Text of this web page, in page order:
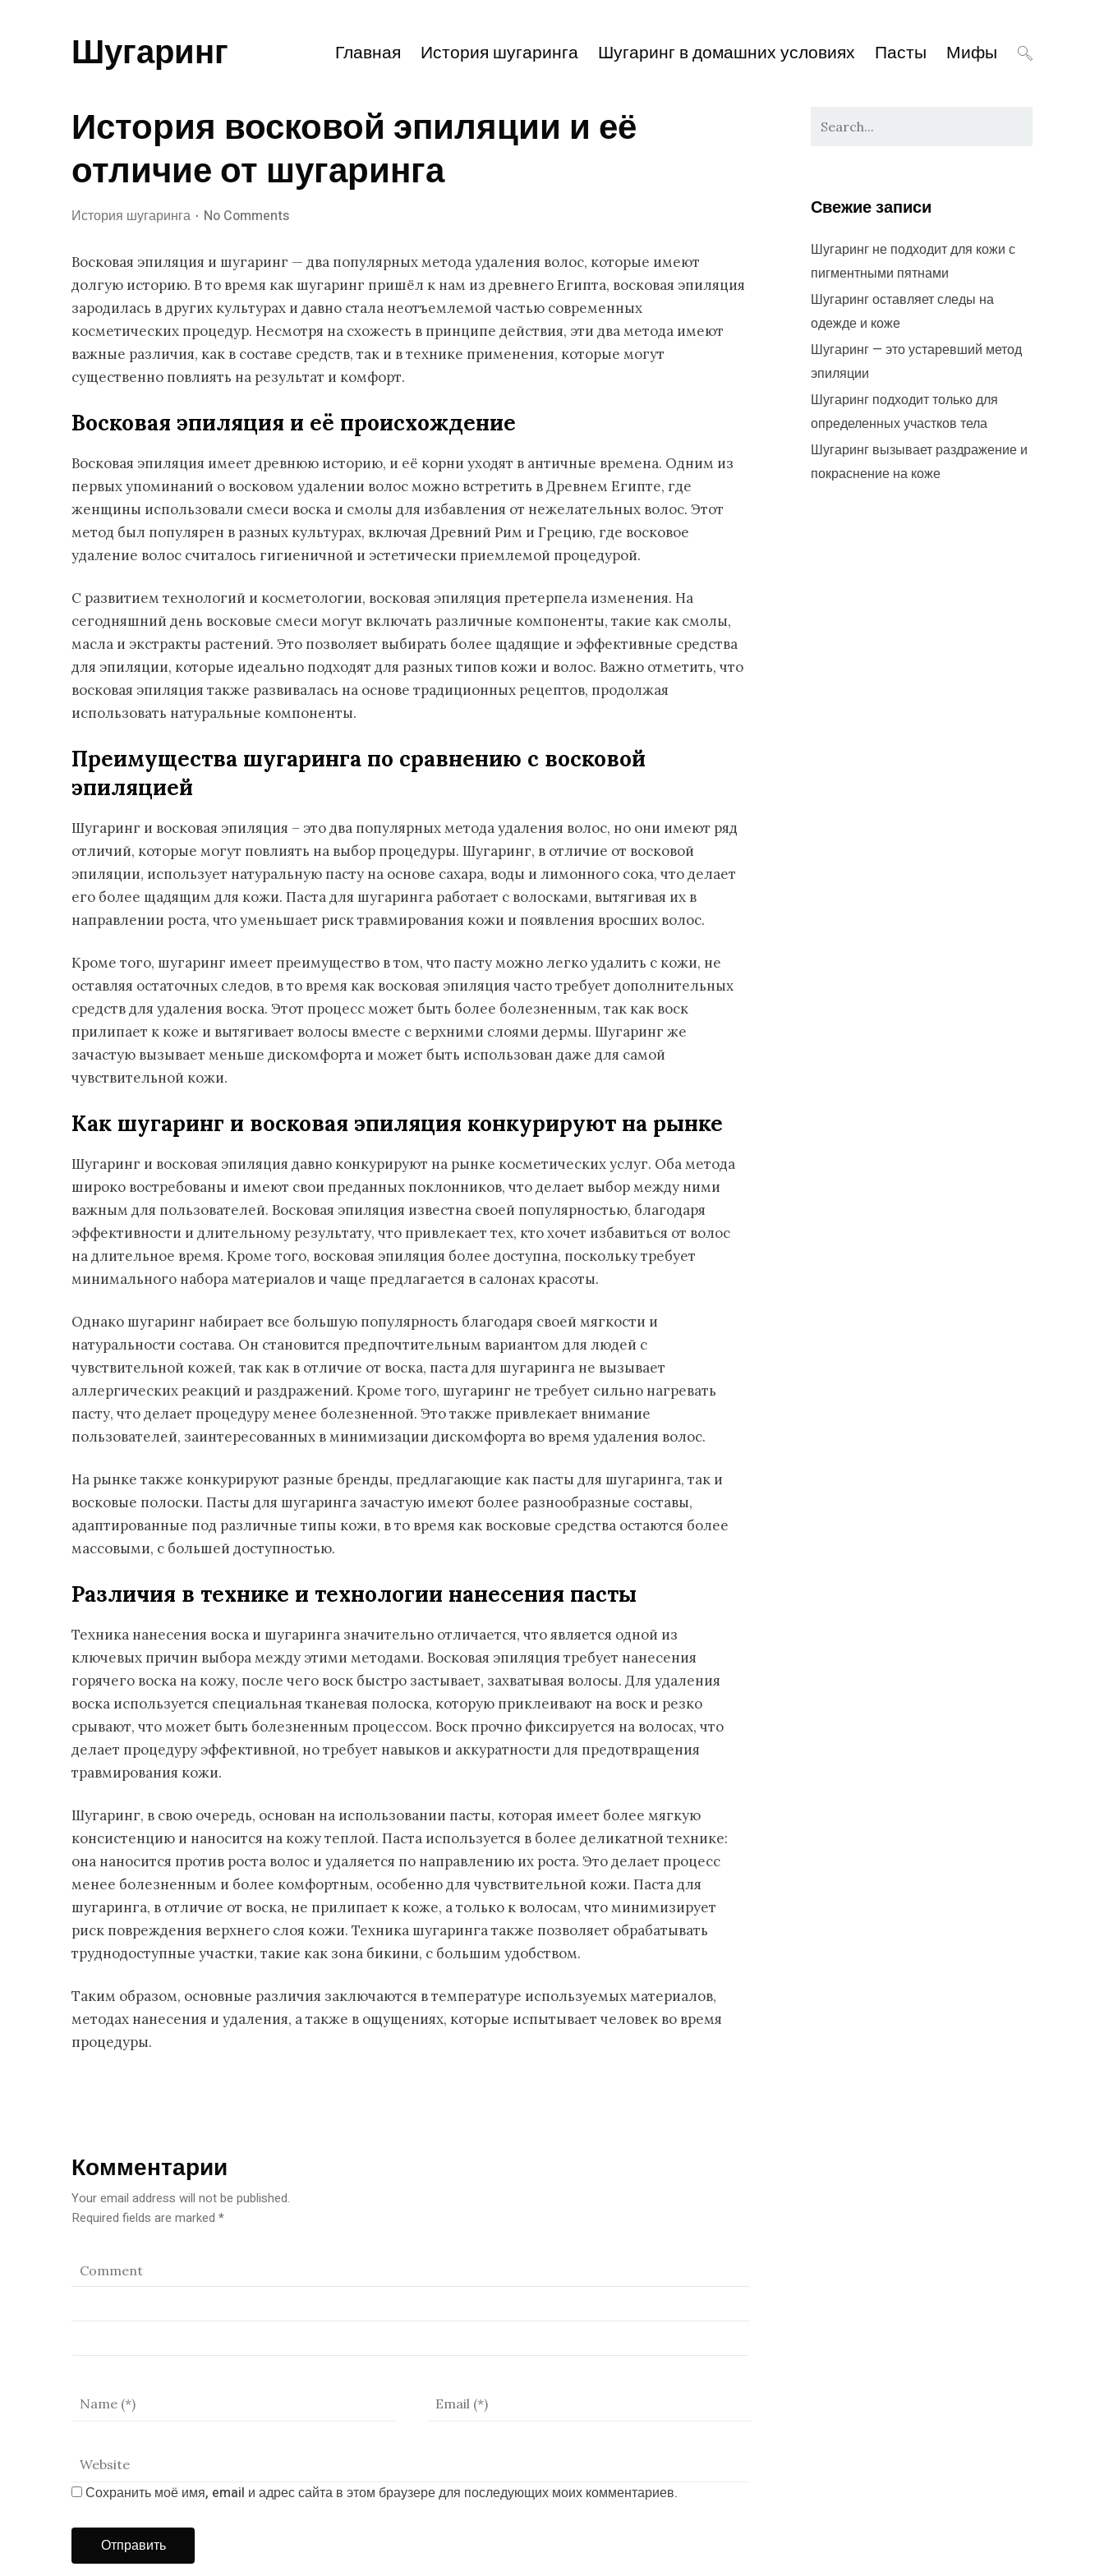
Шугаринг Главная История шугаринга Шугаринг в домашних условиях Пасты Мифы
История восковой эпиляции и её
отличие от шугаринга
История шугаринга No Comments
Восковая эпиляция и шугаринг — два популярных метода удаления волос, которые имеют
долгую историю. В то время как шугаринг пришёл к нам из древнего Египта, восковая эпиляция
зародилась в других культурах и давно стала неотъемлемой частью современных
косметических процедур. Несмотря на схожесть в принципе действия, эти два метода имеют
важные различия, как в составе средств, так и в технике применения, которые могут
существенно повлиять на результат и комфорт.
Восковая эпиляция и её происхождение
Восковая эпиляция имеет древнюю историю, и её корни уходят в античные времена. Одним из
первых упоминаний о восковом удалении волос можно встретить в Древнем Египте, где
женщины использовали смеси воска и смолы для избавления от нежелательных волос. Этот
метод был популярен в разных культурах, включая Древний Рим и Грецию, где восковое
удаление волос считалось гигиеничной и эстетически приемлемой процедурой.
С развитием технологий и косметологии, восковая эпиляция претерпела изменения. На
сегодняшний день восковые смеси могут включать различные компоненты, такие как смолы,
масла и экстракты растений. Это позволяет выбирать более щадящие и эффективные средства
для эпиляции, которые идеально подходят для разных типов кожи и волос. Важно отметить, что
восковая эпиляция также развивалась на основе традиционных рецептов, продолжая
использовать натуральные компоненты.
Преимущества шугаринга по сравнению с восковой
эпиляцией
Шугаринг и восковая эпиляция – это два популярных метода удаления волос, но они имеют ряд
отличий, которые могут повлиять на выбор процедуры. Шугаринг, в отличие от восковой
эпиляции, использует натуральную пасту на основе сахара, воды и лимонного сока, что делает
его более щадящим для кожи. Паста для шугаринга работает с волосками, вытягивая их в
направлении роста, что уменьшает риск травмирования кожи и появления вросших волос.
Кроме того, шугаринг имеет преимущество в том, что пасту можно легко удалить с кожи, не
оставляя остаточных следов, в то время как восковая эпиляция часто требует дополнительных
средств для удаления воска. Этот процесс может быть более болезненным, так как воск
прилипает к коже и вытягивает волосы вместе с верхними слоями дермы. Шугаринг же
зачастую вызывает меньше дискомфорта и может быть использован даже для самой
чувствительной кожи.
Как шугаринг и восковая эпиляция конкурируют на рынке
Шугаринг и восковая эпиляция давно конкурируют на рынке косметических услуг. Оба метода
широко востребованы и имеют свои преданных поклонников, что делает выбор между ними
важным для пользователей. Восковая эпиляция известна своей популярностью, благодаря
эффективности и длительному результату, что привлекает тех, кто хочет избавиться от волос
на длительное время. Кроме того, восковая эпиляция более доступна, поскольку требует
минимального набора материалов и чаще предлагается в салонах красоты.
Однако шугаринг набирает все большую популярность благодаря своей мягкости и
натуральности состава. Он становится предпочтительным вариантом для людей с
чувствительной кожей, так как в отличие от воска, паста для шугаринга не вызывает
аллергических реакций и раздражений. Кроме того, шугаринг не требует сильно нагревать
пасту, что делает процедуру менее болезненной. Это также привлекает внимание
пользователей, заинтересованных в минимизации дискомфорта во время удаления волос.
На рынке также конкурируют разные бренды, предлагающие как пасты для шугаринга, так и
восковые полоски. Пасты для шугаринга зачастую имеют более разнообразные составы,
адаптированные под различные типы кожи, в то время как восковые средства остаются более
массовыми, с большей доступностью.
Различия в технике и технологии нанесения пасты
Техника нанесения воска и шугаринга значительно отличается, что является одной из
ключевых причин выбора между этими методами. Восковая эпиляция требует нанесения
горячего воска на кожу, после чего воск быстро застывает, захватывая волосы. Для удаления
воска используется специальная тканевая полоска, которую приклеивают на воск и резко
срывают, что может быть болезненным процессом. Воск прочно фиксируется на волосах, что
делает процедуру эффективной, но требует навыков и аккуратности для предотвращения
травмирования кожи.
Шугаринг, в свою очередь, основан на использовании пасты, которая имеет более мягкую
консистенцию и наносится на кожу теплой. Паста используется в более деликатной технике:
она наносится против роста волос и удаляется по направлению их роста. Это делает процесс
менее болезненным и более комфортным, особенно для чувствительной кожи. Паста для
шугаринга, в отличие от воска, не прилипает к коже, а только к волосам, что минимизирует
риск повреждения верхнего слоя кожи. Техника шугаринга также позволяет обрабатывать
труднодоступные участки, такие как зона бикини, с большим удобством.
Таким образом, основные различия заключаются в температуре используемых материалов,
методах нанесения и удаления, а также в ощущениях, которые испытывает человек во время
процедуры.
Комментарии
Your email address will not be published.
Required fields are marked *
Сохранить моё имя, email и адрес сайта в этом браузере для последующих моих комментариев.
Свежие записи
Шугаринг не подходит для кожи с
пигментными пятнами
Шугаринг оставляет следы на
одежде и коже
Шугаринг — это устаревший метод
эпиляции
Шугаринг подходит только для
определенных участков тела
Шугаринг вызывает раздражение и
покраснение на коже